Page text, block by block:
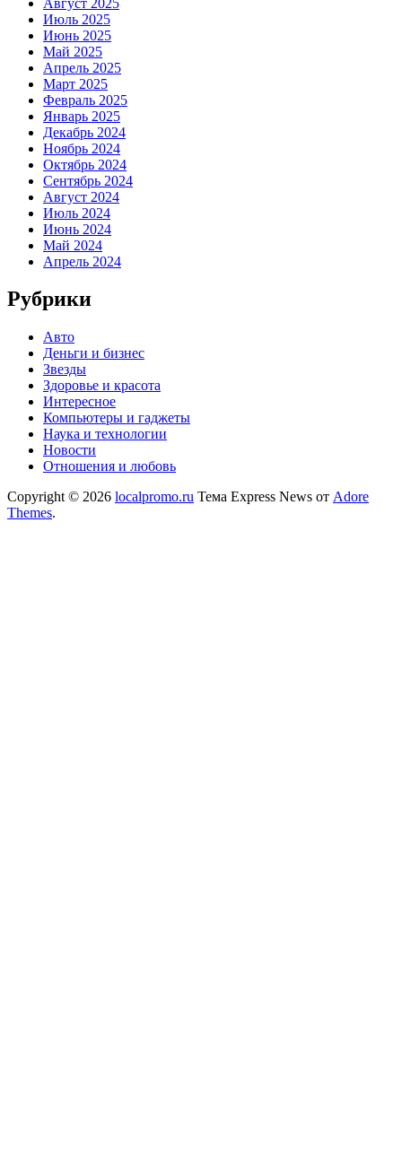
Июль 2025
Июнь 2025
Май 2025
Апрель 2025
Март 2025
Февраль 2025
Январь 2025
Декабрь 2024
Ноябрь 2024
Октябрь 2024
Сентябрь 2024
Август 2024
Июль 2024
Июнь 2024
Май 2024
Апрель 2024
Рубрики
Авто
Деньги и бизнес
Звезды
Здоровье и красота
Интересное
Компьютеры и гаджеты
Наука и технологии
Новости
Отношения и любовь
Copyright © 2026 localpromo.ru Тема Express News от Adore
Themes.